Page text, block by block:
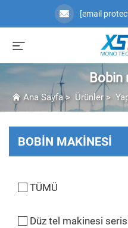
[email
Bobin
Ana Sayfa> Ürünler>
BOBIN MAKINESI
TÜMÜ
Düz tel makinesi